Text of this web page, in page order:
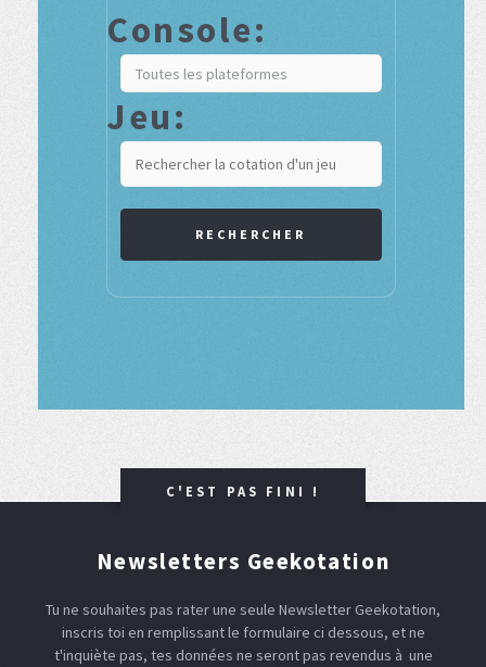
Console:
Jeu:
RECHERCHER
C'EST PAS FINI !
Newsletters Geekotation
Tu ne souhaites pas rater une seule Newsletter Geekotation,
inscris toi en remplissant le formulaire ci dessous, et ne
t'inquiète pas, tes données ne seront pas revendus à une